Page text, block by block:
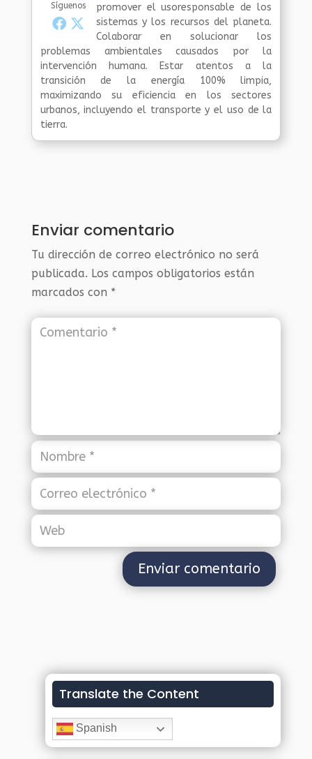
Síguenos
promover el usoresponsable de los
sistemas y los recursos del planeta.
Colaborar en solucionar los
problemas ambientales causados por la
intervención humana. Estar atentos a la
transición de la energía 100% limpia,
maximizando su eficiencia en los sectores
urbanos, incluyendo el transporte y el uso de la
tierra.
Enviar comentario
Tu dirección de correo electrónico no será
publicada. Los campos obligatorios están
marcados con *
Translate the Content
Spanish